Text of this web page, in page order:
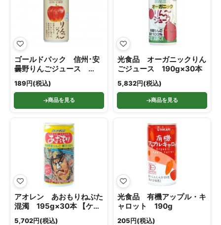
ゴールドパック 信州･安
曇野りんごジュース
190g
189円(税込)
商品を見る
光食品 オーガニックりん
ごジュース 190g×30本
5,832円(税込)
商品を見る
アオレン あおもりねぶた
混濁 195g×30本 【ケー
5,702円(税込)
光食品 有機アップル・キ
ャロット 190g
205円(税込)